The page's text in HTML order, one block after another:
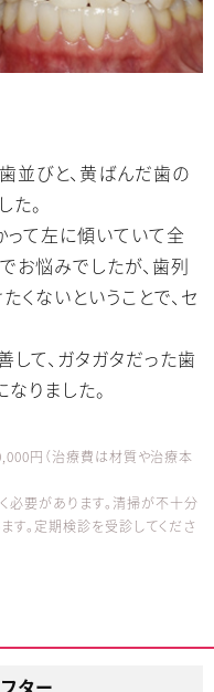
並びと、黄ばんだ歯の
。
って左に傾いていて全
お悩みでしたが、歯列
ないということで、セ
て、ガタガタだった歯
りました。
治療費は材質や治療本
要があります。清掃が不十分
す。定期検診を受診してくださ